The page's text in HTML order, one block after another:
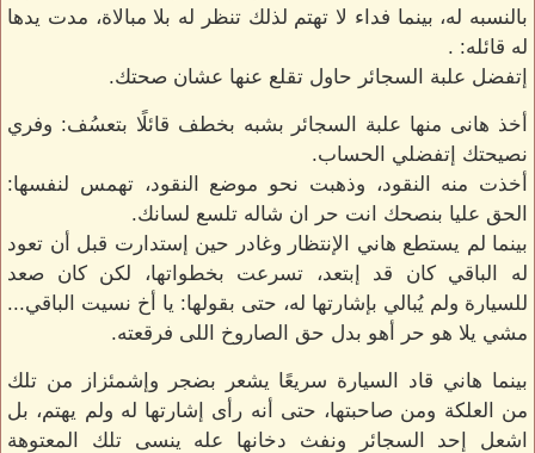
بالنسبه له، بينما فداء لا تهتم لذلك تنظر له بلا مبالاة، مدت يدها
له قائله: .
إتفضل علبة السجائر حاول تقلع عنها عشان صحتك.
أخذ هانى منها علبة السجائر بشبه بخطف قائلًا بتعسُف: وفري
نصيحتك إتفضلي الحساب.
أخذت منه النقود، وذهبت نحو موضع النقود، تهمس لنفسها:
الحق عليا بنصحك انت حر ان شاله تلسع لسانك.
بينما لم يستطع هاني الإنتظار وغادر حين إستدارت قبل أن تعود
له الباقي كان قد إبتعد، تسرعت بخطواتها، لكن كان صعد
للسيارة ولم يُبالي بإشارتها له، حتى بقولها: يا أخ نسيت الباقي...
مشي يلا هو حر أهو بدل حق الصاروخ اللى فرقعته.
بينما هاني قاد السيارة سريعًا يشعر بضجر وإشمئزاز من تلك
من العلكة ومن صاحبتها، حتى أنه رأى إشارتها له ولم يهتم، بل
اشعل إحد السجائر ونفث دخانها عله ينسى تلك المعتوهة